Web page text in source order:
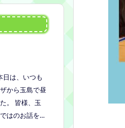
日は、いつも
から玉島で昼
。 皆様、玉
はのお話をし